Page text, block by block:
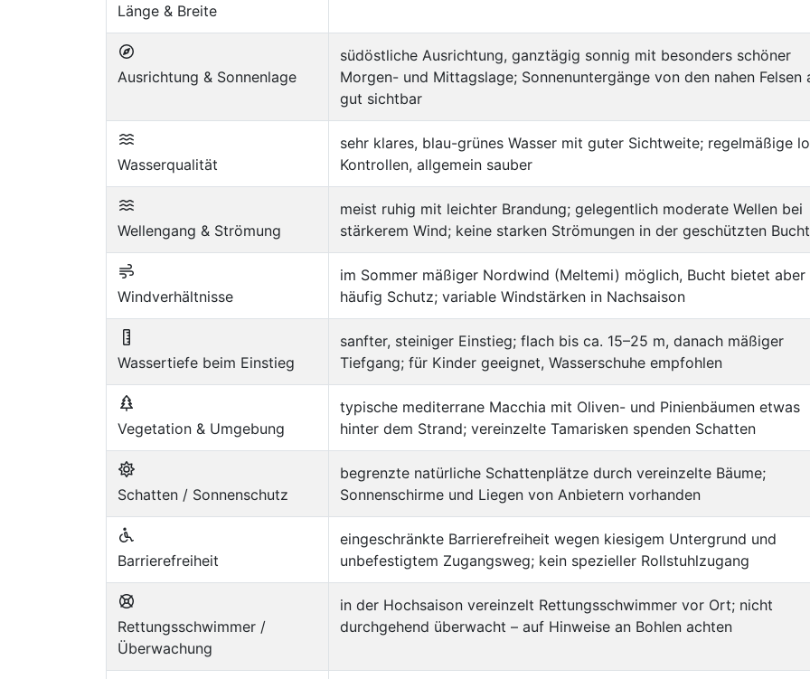
Länge & Breite
Ausrichtung & Sonnenlage
südöstliche Ausrichtung, ganztägig sonnig mit besonders schöner
Morgen- und Mittagslage; Sonnenuntergänge von den nahen Felsen
gut sichtbar
Wasserqualität
sehr klares, blau-grünes Wasser mit guter Sichtweite; regelmäßige
Kontrollen, allgemein sauber
Wellengang & Strömung
meist ruhig mit leichter Brandung; gelegentlich moderate Wellen bei
stärkerem Wind; keine starken Strömungen in der geschützten Bucht
Windverhältnisse
im Sommer mäßiger Nordwind (Meltemi) möglich, Bucht bietet aber
häufig Schutz; variable Windstärken in Nachsaison
Wassertiefe beim Einstieg
sanfter, steiniger Einstieg; flach bis ca. 15–25 m, danach mäßiger
Tiefgang; für Kinder geeignet, Wasserschuhe empfohlen
Vegetation & Umgebung
typische mediterrane Macchia mit Oliven- und Pinienbäumen etwas
hinter dem Strand; vereinzelte Tamarisken spenden Schatten
Schatten / Sonnenschutz
begrenzte natürliche Schattenplätze durch vereinzelte Bäume;
Sonnenschirme und Liegen von Anbietern vorhanden
Barrierefreiheit
eingeschränkte Barrierefreiheit wegen kiesigem Untergrund und
unbefestigtem Zugangsweg; kein spezieller Rollstuhlzugang
Rettungsschwimmer /
Überwachung
in der Hochsaison vereinzelt Rettungsschwimmer vor Ort; nicht
durchgehend überwacht – auf Hinweise an Bohlen achten